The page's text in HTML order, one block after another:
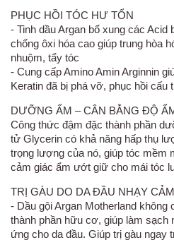
PHỤC HỒI TÓC HƯ TỔN
- Tinh dầu Argan bổ xung các Acid
chống ôxi hóa cao giúp trung hòa
nhuộm, tẩy tóc
- Cung cấp Amino Amin Arginnin
Keratin đã bị phá vỡ, phục hồi cấu
DƯỠNG ẨM – CÂN BẰNG ĐỘ
Công thức đậm đặc thành phần
tử Glycerin có khả năng hấp thụ
trọng lượng của nó, giúp tóc mềm
cảm giác ẩm ướt giữ cho mái tóc
TRỊ GÀU DO DA ĐẦU NHẠY CẢM
- Dầu gội Argan Motherland không
thành phần hữu cơ, giúp làm sạch
ứng cho da đầu. Giúp trị gàu ngay